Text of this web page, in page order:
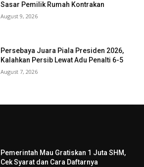
Sasar Pemilik Rumah Kontrakan
August 9, 2026
Persebaya Juara Piala Presiden 2026,
Kalahkan Persib Lewat Adu Penalti 6-5
August 7, 2026
Pemerintah Mau Gratiskan 1 Juta SHM,
Cek Syarat dan Cara Daftarnya